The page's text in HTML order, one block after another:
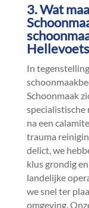
3.​ Wat
In
Schoonmaak
specialistische
na een
trauma
delict, we
klus grondig
landelijke
we snel ter
omgeving.​